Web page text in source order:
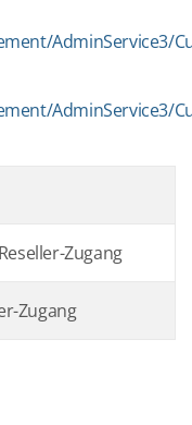
AdminService3/
AdminService3/
Zugang
Zugang